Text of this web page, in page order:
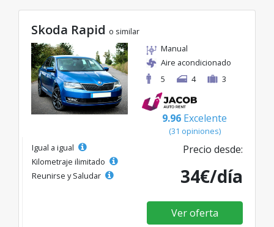
Skoda Rapid o similar
Manual
Aire acondicionado
5
4 3
9.96 Excelente
(31 opiniones)
Igual a igual
Kilometraje ilimitado
Reunirse y Saludar
Precio desde:
34€/día
Ver oferta